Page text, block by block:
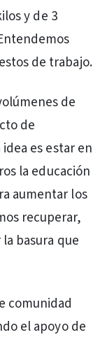
y de 3
de trabajo.
de
de
es estar en
la educación
aumentar los
recuperar,
basura que
comunidad
el apoyo de